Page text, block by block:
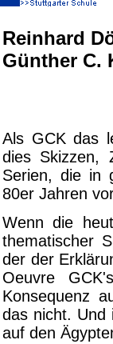
Reinhard
Günther C.
Als GCK das
dies Skizzen,
Serien, die in
80er Jahren
Wenn die
thematischer
der der
Oeuvre
Konsequenz
das nicht. Und
auf den